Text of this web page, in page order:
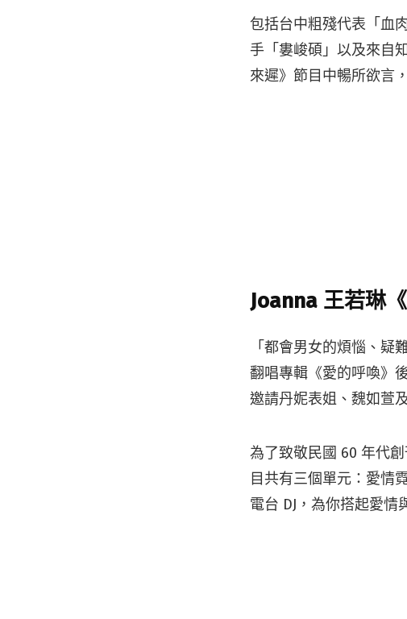
包括台中粗殘代表「血
手「婁峻碩」以及來自
來遲》節目中暢所欲言
Joanna 王若琳
「都會男女的煩惱、
翻唱專輯《愛的呼喚》
邀請丹妮表姐、魏如萱
為了致敬民國 60 年代
目共有三個單元：愛情
電台 DJ，為你搭起愛情